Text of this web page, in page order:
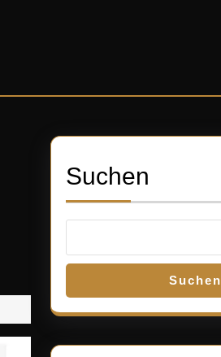
Suchen
Suchen